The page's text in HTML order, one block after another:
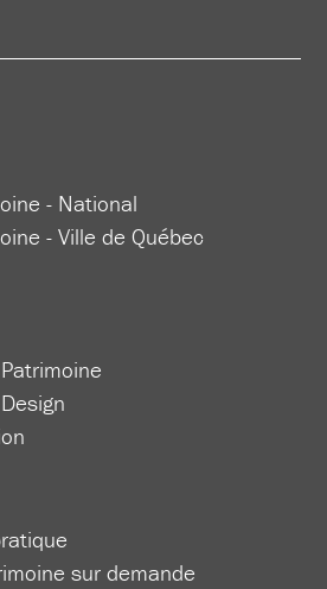
- National
- Ville de Québec
sur demande